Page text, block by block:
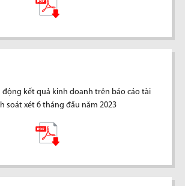
động kết quả kinh doanh trên báo cáo tài
soát xét 6 tháng đầu năm 2023